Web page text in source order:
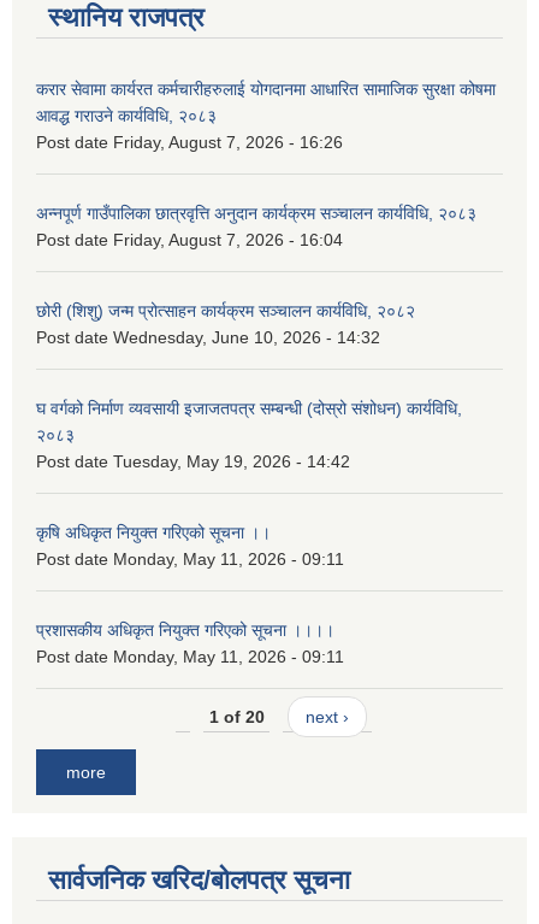
स्थानिय राजपत्र
करार सेवामा कार्यरत कर्मचारीहरुलाई योगदानमा आधारित सामाजिक सुरक्षा कोषमा
आवद्ध गराउने कार्यविधि, २०८३
Post date Friday, August 7, 2026 - 16:26
अन्नपूर्ण गाउँपालिका छात्रवृत्ति अनुदान कार्यक्रम सञ्चालन कार्यविधि, २०८३
Post date Friday, August 7, 2026 - 16:04
छोरी (शिशु) जन्म प्रोत्साहन कार्यक्रम सञ्चालन कार्यविधि, २०८२
Post date Wednesday, June 10, 2026 - 14:32
घ वर्गको निर्माण व्यवसायी इजाजतपत्र सम्बन्धी (दोस्रो संशोधन) कार्यविधि,
२०८३
Post date Tuesday, May 19, 2026 - 14:42
कृषि अधिकृत नियुक्त गरिएको सूचना ।।
Post date Monday, May 11, 2026 - 09:11
प्रशासकीय अधिकृत नियुक्त गरिएको सूचना ।।।।
Post date Monday, May 11, 2026 - 09:11
1 of 20 next ›
more
सार्वजनिक खरिद/बोलपत्र सूचना